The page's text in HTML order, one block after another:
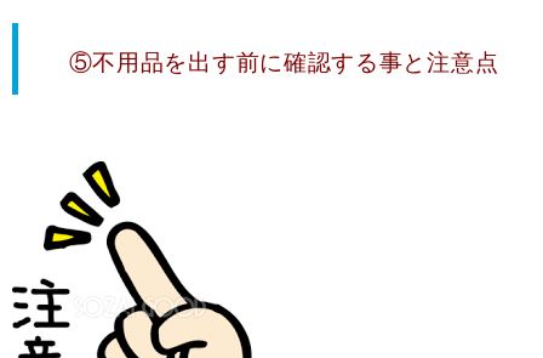
⑤不用品を出す前に確認する事と注意点